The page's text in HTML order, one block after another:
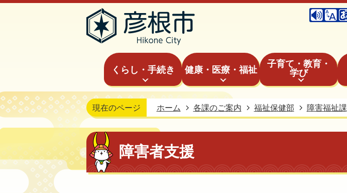
くらし・手続き 健康・医療・福祉
子育て・教育・
学び
現在のページ ホーム 各課のご案内 福祉保健部 障害福祉課
障害者支援